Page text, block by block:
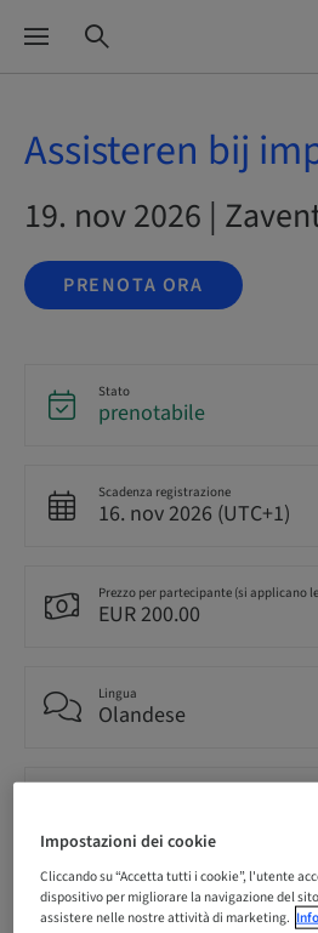
Assisteren bij
19. nov 2026 |
PRENOTA ORA
Stato
prenotabile
Scadenza registrazione
16. nov 2026 (UTC+1)
Prezzo per partecipante (si applicano
EUR 200.00
Lingua
Olandese
Metodo di consegna
Corso teorico
Impostazioni dei cookie
Cliccando su “Accetta tutti i cookie”, l'utente
dispositivo per migliorare la navigazione del
assistere nelle nostre attività di marketing.